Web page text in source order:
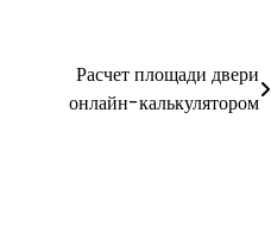
Расчет площади двери
онлайн-калькулятором